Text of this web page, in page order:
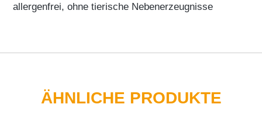
allergenfrei, ohne tierische Nebenerzeugnisse
ÄHNLICHE PRODUKTE